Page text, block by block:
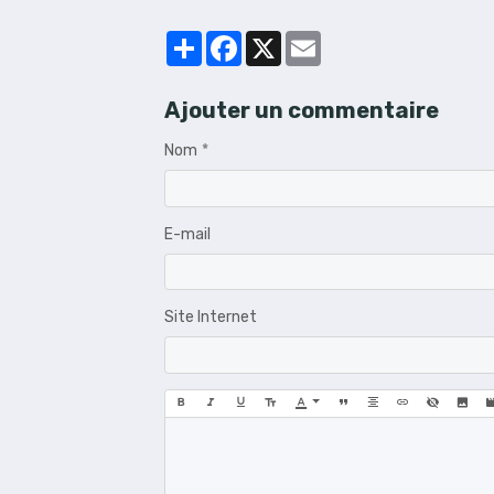
PartagerFacebook
X
Ajouter un commentaire
Nom
E-mail
Site Internet